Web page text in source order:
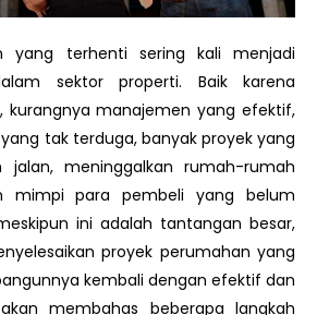
yang terhenti sering kali menjadi
sektor properti. Baik karena
kurangnya manajemen yang efektif,
tak terduga, banyak proyek yang
meninggalkan rumah-rumah
mimpi para pembeli yang belum
ini adalah tantangan besar,
proyek perumahan yang
kembali dengan efektif dan
membahas beberapa langkah